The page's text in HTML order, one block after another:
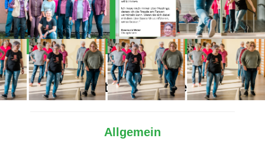
Alles Wichtige auf einen Blick
Allgemein